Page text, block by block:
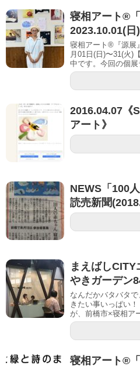
寝相アート®
2023.10.01(日
寝相アート®『源展
月01日(日)〜31(火)
中です。今回の個
2016.04.07《
アート》
NEWS「100
読売新聞
まえばし
やきガーデン
なんだかバタバタ
きたい事いっぱい
が、前橋市×寝相ア
寝相アート®